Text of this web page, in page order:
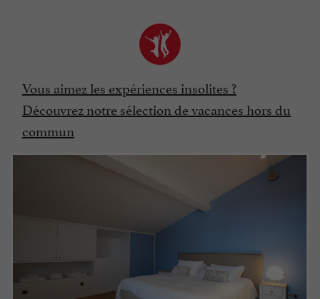
Vous aimez les expériences insolites ?
Découvrez notre sélection de vacances hors du
commun